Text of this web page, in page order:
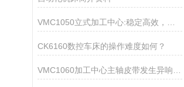
CK6160数控车床的操作难度如何？